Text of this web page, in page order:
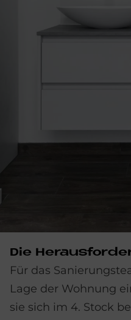
Die
Für das
Lage der Wohnung
sie sich im 4. Stock